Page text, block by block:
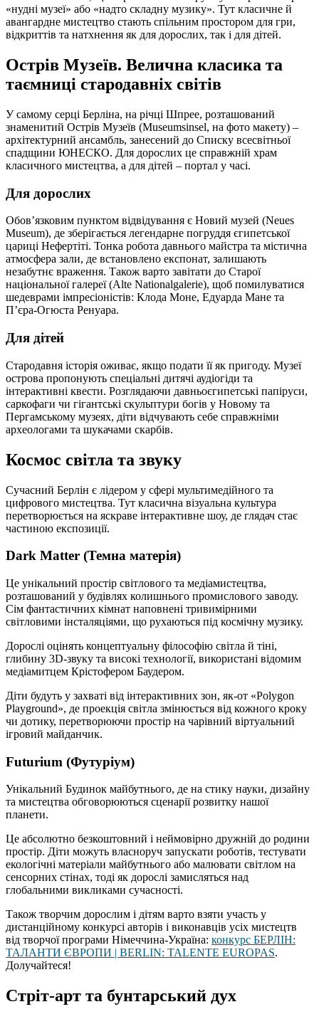
«нудні музеї» або «надто складну музику». Тут класичне й
авангардне мистецтво стають спільним простором для гри,
відкриттів та натхнення як для дорослих, так і для дітей.
Острів Музеїв. Велична класика та
таємниці стародавніх світів
У самому серці Берліна, на річці Шпрее, розташований
знаменитий Острів Музеїв (Museumsinsel, на фото макету) –
архітектурний ансамбль, занесений до Списку всесвітньої
спадщини ЮНЕСКО. Для дорослих це справжній храм
класичного мистецтва, а для дітей – портал у часі.
Для дорослих
Обов’язковим пунктом відвідування є Новий музей (Neues
Museum), де зберігається легендарне погруддя єгипетської
цариці Нефертіті. Тонка робота давнього майстра та містична
атмосфера зали, де встановлено експонат, залишають
незабутнє враження. Також варто завітати до Старої
національної галереї (Alte Nationalgalerie), щоб помилуватися
шедеврами імпресіоністів: Клода Моне, Едуарда Мане та
П’єра-Огюста Ренуара.
Для дітей
Стародавня історія оживає, якщо подати її як пригоду. Музеї
острова пропонують спеціальні дитячі аудіогіди та
інтерактивні квести. Розглядаючи давньоєгипетські папіруси,
саркофаги чи гігантські скульптури богів у Новому та
Пергамському музеях, діти відчувають себе справжніми
археологами та шукачами скарбів.
Космос світла та звуку
Сучасний Берлін є лідером у сфері мультимедійного та
цифрового мистецтва. Тут класична візуальна культура
перетворюється на яскраве інтерактивне шоу, де глядач стає
частиною експозиції.
Dark Matter (Темна матерія)
Це унікальний простір світлового та медіамистецтва,
розташований у будівлях колишнього промислового заводу.
Сім фантастичних кімнат наповнені тривимірними
світловими інсталяціями, що рухаються під космічну музику.
Дорослі оцінять концептуальну філософію світла й тіні,
глибину 3D-звуку та високі технології, використані відомим
медіамитцем Крістофером Баудером.
Діти будуть у захваті від інтерактивних зон, як-от «Polygon
Playground», де проекція світла змінюється від кожного кроку
чи дотику, перетворюючи простір на чарівний віртуальний
ігровий майданчик.
Futurium (Футуріум)
Унікальний Будинок майбутнього, де на стику науки, дизайну
та мистецтва обговорюються сценарії розвитку нашої
планети.
Це абсолютно безкоштовний і неймовірно дружній до родини
простір. Діти можуть власноруч запускати роботів, тестувати
екологічні матеріали майбутнього або малювати світлом на
сенсорних стінах, тоді як дорослі замисляться над
глобальними викликами сучасності.
Також творчим дорослим і дітям варто взяти участь у
дистанційному конкурсі авторів і виконавців усіх мистецтв
від творчої програми Німеччина-Україна: конкурс БЕРЛІН:
ТАЛАНТИ ЄВРОПИ | BERLIN: TALENTE EUROPAS.
Долучайтеся!
Стріт-арт та бунтарський дух